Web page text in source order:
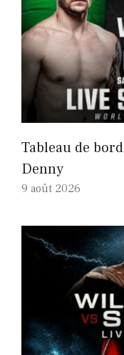
Tableau de
Denny
9 août 2026